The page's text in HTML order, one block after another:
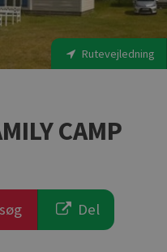
Rutevejledning
CAMP
Del